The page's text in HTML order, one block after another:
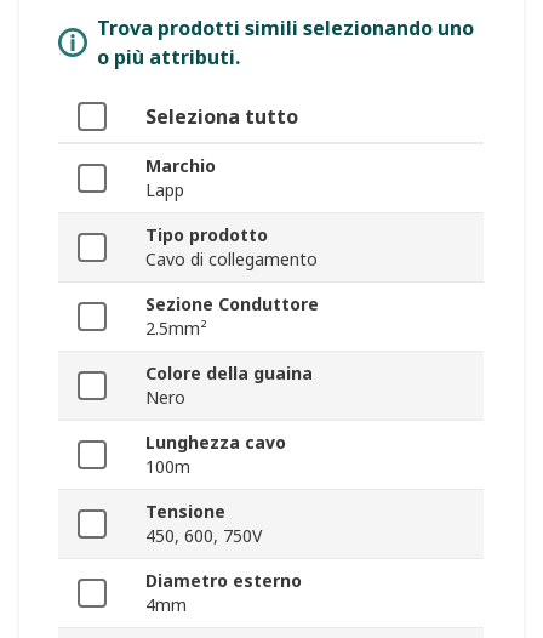
Trova prodotti simili selezionando uno
o più attributi.
Seleziona tutto
Marchio
Lapp
Tipo prodotto
Cavo di collegamento
Sezione Conduttore
2.5mm²
Colore della guaina
Nero
Lunghezza cavo
100m
Tensione
450, 600, 750V
Diametro esterno
4mm